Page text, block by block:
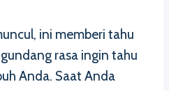
ini memberi tahu
rasa ingin tahu
Anda. Saat Anda